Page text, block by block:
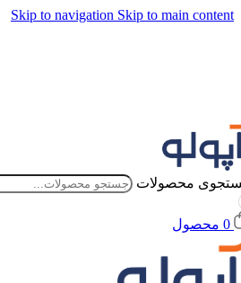
Skip to navigation Skip to main content
محصولات
0 محصول